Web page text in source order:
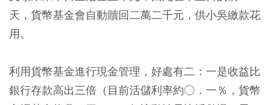
天，貨幣基金會自動贖回二萬二千元，供小吳繳款花
用。
利用貨幣基金進行現金管理，好處有二：一是收益比
銀行存款高出三倍（目前活儲利率約○．一％，貨幣